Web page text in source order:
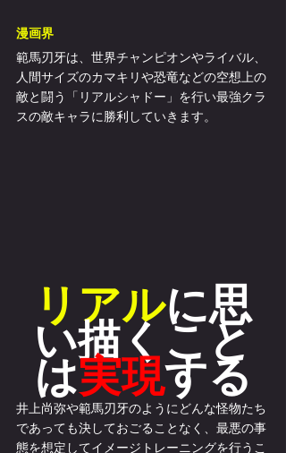
漫画界
範馬刃牙は、世界チャンピオンやライバル、
人間サイズのカマキリや恐竜などの空想上の
敵と闘う「リアルシャドー」を行い最強クラ
スの敵キャラに勝利していきます。
リアルに思
い描くこと
は実現する
井上尚弥や範馬刃牙のようにどんな怪物たち
であっても決しておごることなく、最悪の事
態を想定してイメージトレーニングを行うこ